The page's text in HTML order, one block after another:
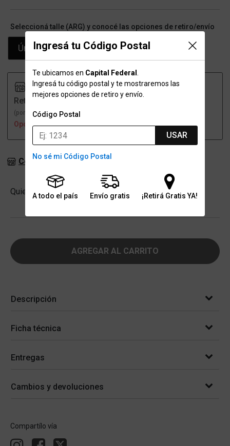
Ingresá tu Código Postal
Te ubicamos en Capital Federal
Ingresá tu código postal y te mostraremos las
mejores opciones de retiro y envío.
Código Postal
USAR
No sé mi Código Postal
A todo el país Envío gratis ¡Retirá Gratis YA!
Seleccioná talle (ARG) y conocé las opciones de retiro/envío
Único
Retiro
(por una sucursal)
Opción no disponible
Envío
Opción no disponible
Consultar stock en sucursales
Quiero -
Cantidad +
AGREGAR AL CARRITO
Descripción
Ficha técnica
Entregas
Cambios y devoluciones
Compartílo vía